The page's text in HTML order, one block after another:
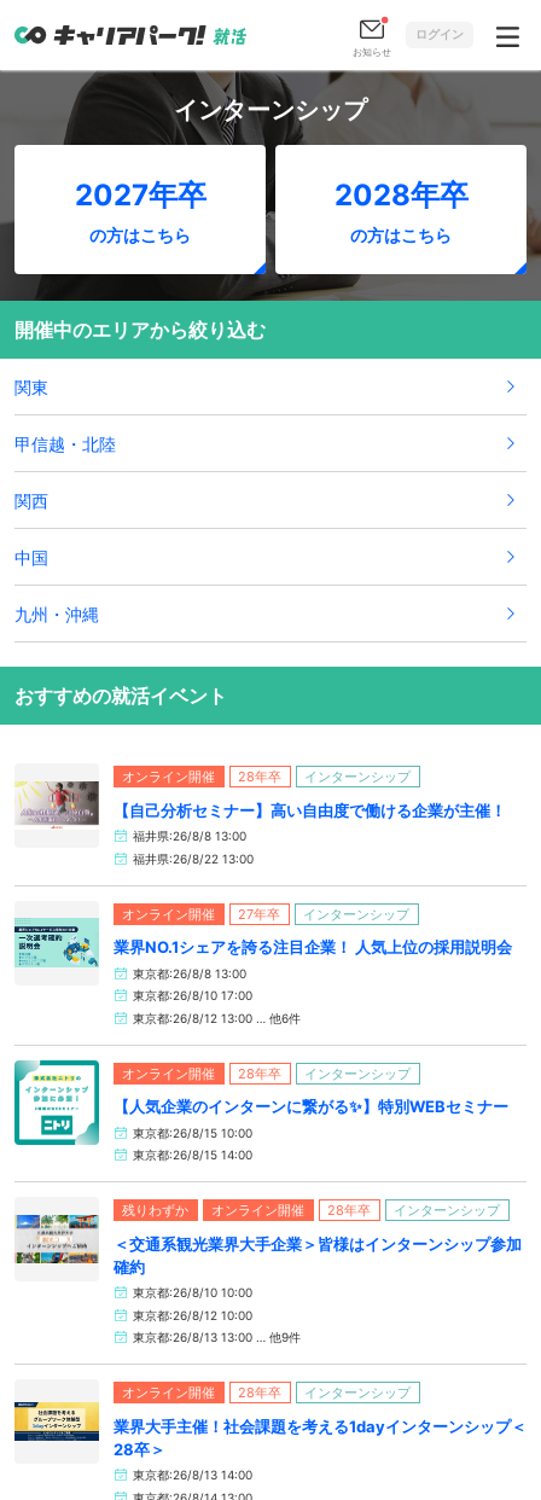
お知らせ
ログイン
インターンシップ
2027年卒
の方はこちら
2028年卒
の方はこちら
開催中のエリアから絞り込む
関東
甲信越・北陸
関西
中国
九州・沖縄
おすすめの就活イベント
オンライン開催 28年卒 インターンシップ
【自己分析セミナー】高い自由度で働ける企業が主催！
福井県:26/8/8 13:00
福井県:26/8/22 13:00
オンライン開催 27年卒 インターンシップ
業界NO.1シェアを誇る注目企業！ 人気上位の採用説明会
東京都:26/8/8 13:00
東京都:26/8/10 17:00
東京都:26/8/12 13:00 … 他6件
オンライン開催 28年卒 インターンシップ
【人気企業のインターンに繋がる✨】特別WEBセミナー
東京都:26/8/15 10:00
東京都:26/8/15 14:00
残りわずか オンライン開催 28年卒 インターンシップ
＜交通系観光業界大手企業＞皆様はインターンシップ参加
確約
東京都:26/8/10 10:00
東京都:26/8/12 10:00
東京都:26/8/13 13:00 … 他9件
オンライン開催 28年卒 インターンシップ
業界大手主催！社会課題を考える1dayインターンシップ＜
28卒＞
東京都:26/8/13 14:00
東京都:26/8/14 13:00